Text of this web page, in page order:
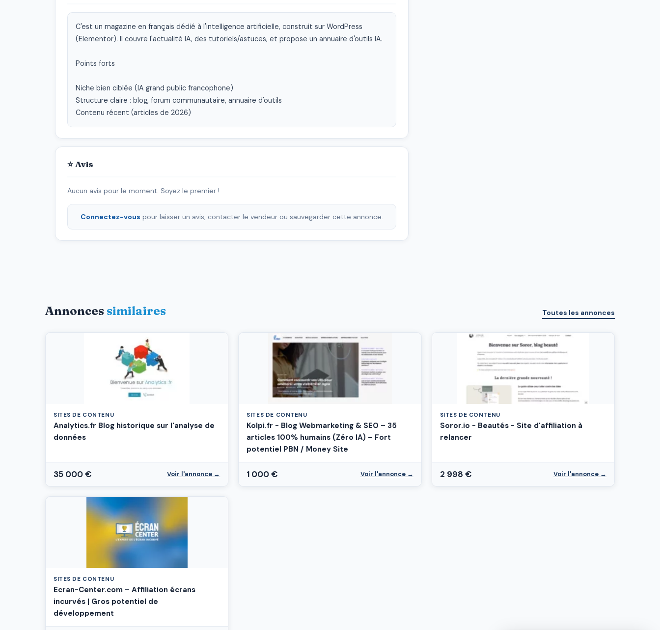
C'est un magazine en français dédié à l'intelligence artificielle, construit sur WordPress
(Elementor). Il couvre l'actualité IA, des tutoriels/astuces, et propose un annuaire d'outils IA.
Points forts
Niche bien ciblée (IA grand public francophone)
Structure claire : blog, forum communautaire, annuaire d'outils
Contenu récent (articles de 2026)
⭐ Avis
Aucun avis pour le moment. Soyez le premier !
Connectez-vous pour laisser un avis, contacter le vendeur ou sauvegarder cette annonce.
Annonces similaires Toutes les annonces
SITES DE CONTENU
Analytics.fr Blog historique sur l'analyse de
données
35 000 € Voir l'annonce →
SITES DE CONTENU
Kolpi.fr - Blog Webmarketing & SEO – 35
articles 100% humains (Zéro IA) – Fort
potentiel PBN / Money Site
1 000 € Voir l'annonce →
SITES DE CONTENU
Soror.io - Beautés - Site d'affiliation à
relancer
2 998 € Voir l'annonce →
SITES DE CONTENU
Ecran-Center.com – Affiliation écrans
incurvés | Gros potentiel de
développement